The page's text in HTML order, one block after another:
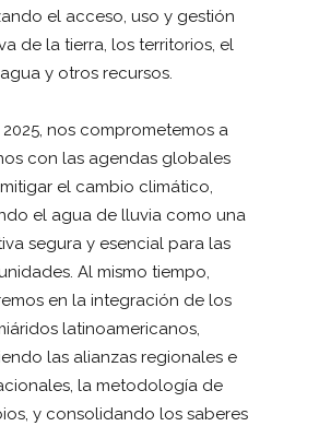
el acceso, uso y gestión
de la tierra, los territorios, el
agua y otros recursos.
2025, nos comprometemos a
con las agendas globales
el cambio climático,
el agua de lluvia como una
segura y esencial para las
Al mismo tiempo,
en la integración de los
latinoamericanos,
las alianzas regionales e
la metodología de
y consolidando los saberes